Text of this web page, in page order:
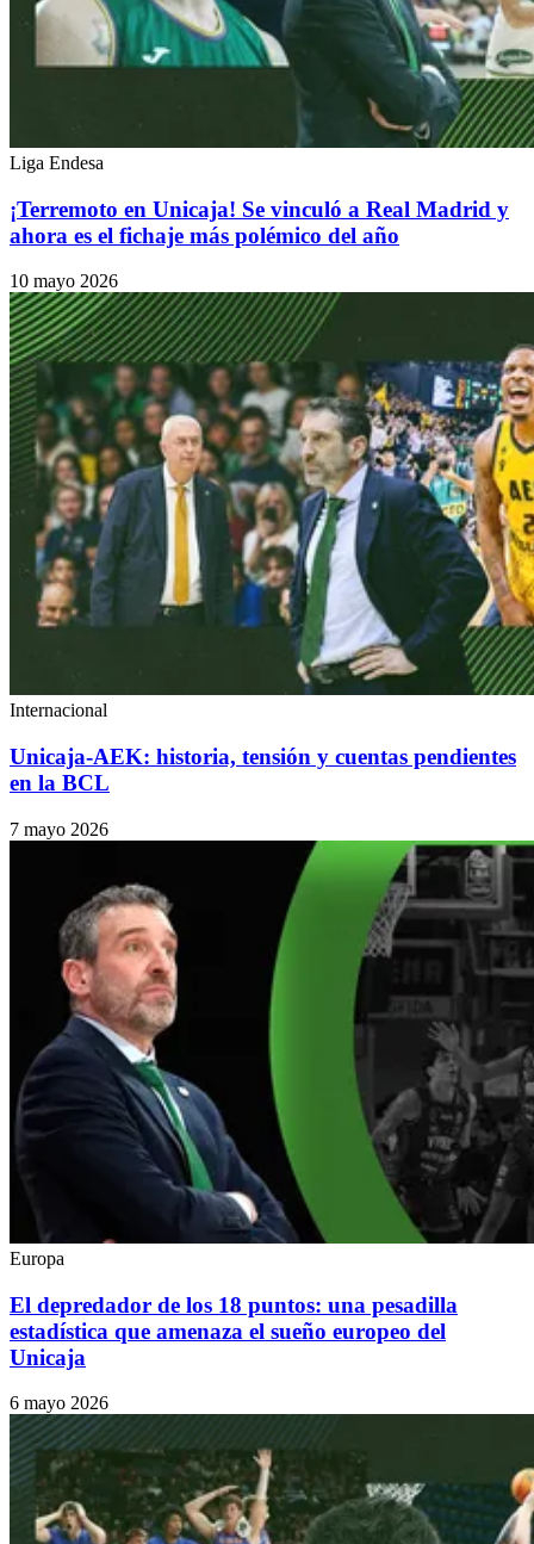
Liga Endesa
¡Terremoto en Unicaja! Se vinculó a Real Madrid y
ahora es el fichaje más polémico del año
10 mayo 2026
Internacional
Unicaja-AEK: historia, tensión y cuentas pendientes
en la BCL
7 mayo 2026
Europa
El depredador de los 18 puntos: una pesadilla
estadística que amenaza el sueño europeo del
Unicaja
6 mayo 2026